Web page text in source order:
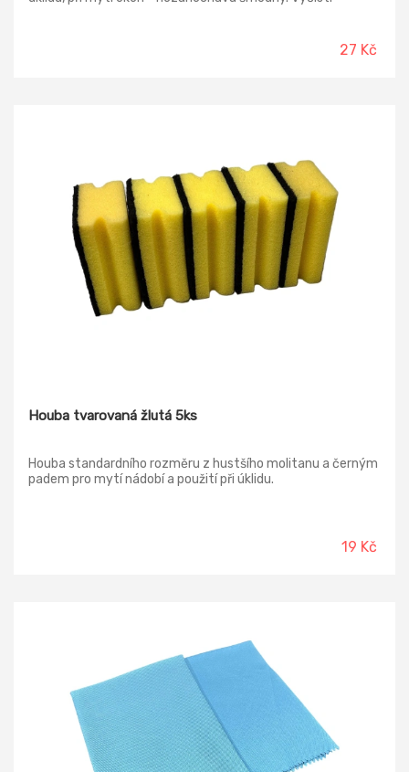
27 Kč
Houba tvarovaná žlutá 5ks
Houba standardního rozměru z hustšího molitanu a černým
padem pro mytí nádobí a použití při úklidu.
19 Kč